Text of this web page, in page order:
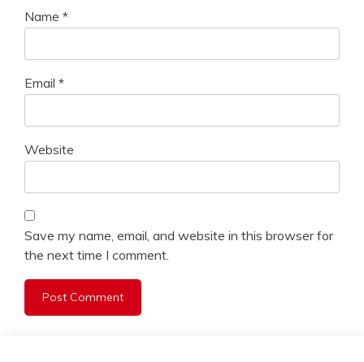
Name *
Email *
Website
Save my name, email, and website in this browser for
the next time I comment.